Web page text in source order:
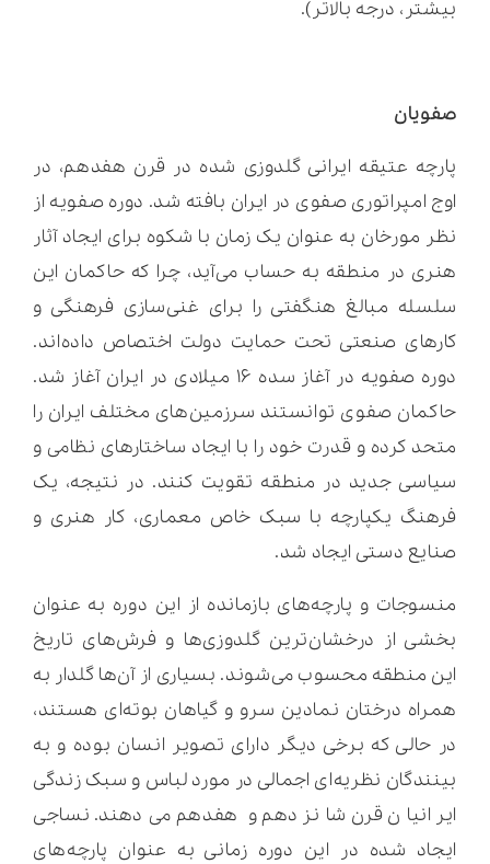
بیشتر، درجه بالاتر).
صفویان
پارچه عتیقه ایرانی گلدوزی شده در قرن هفدهم، در
اوج امپراتوری صفوی در ایران بافته شد. دوره صفویه از
نظر مورخان به عنوان یک زمان با شکوه برای ایجاد آثار
هنری در منطقه به حساب می‌آید، چرا که حاکمان این
سلسله مبالغ هنگفتی را برای غنی‌سازی فرهنگی و
کارهای صنعتی تحت حمایت دولت اختصاص داده‌اند.
دوره صفویه در آغاز سده ۱۶ میلادی در ایران آغاز شد.
حاکمان صفوی توانستند سرزمین‌های مختلف ایران را
متحد کرده و قدرت خود را با ایجاد ساختارهای نظامی و
سیاسی جدید در منطقه تقویت کنند. در نتیجه، یک
فرهنگ یکپارچه با سبک خاص معماری، کار هنری و
صنایع دستی ایجاد شد.
منسوجات و پارچه‌های بازمانده از این دوره به عنوان
بخشی از درخشان‌ترین گلدوزی‌ها و فرش‌های تاریخ
این منطقه محسوب می‌شوند. بسیاری از آن‌ها گلدار به
همراه درختان نمادین سرو و گیاهان بوته‌ای هستند،
در حالی که برخی دیگر دارای تصویر انسان بوده و به
بینندگان نظریه‌ای اجمالی در مورد لباس و سبک زندگی
ایرانیان قرن شانزدهم و هفدهم می‌دهند. نساجی
ایجاد شده در این دوره زمانی به عنوان پارچه‌های